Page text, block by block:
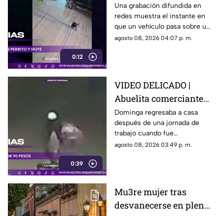
0:12
camioneta atropella a
un perro y conductor
escapa
Una grabación difundida en
redes muestra el instante en
que un vehículo pasa sobre un
perro y continúa su camino sin
agosto 08, 2026 04:07 p. m.
0:39
VIDEO DELICADO |
Abuelita comerciante
es as3sin4da en Puebla
por 90 pesos
Dominga regresaba a casa
después de una jornada de
trabajo cuando fue
interceptada por un hombre
agosto 08, 2026 03:49 p. m.
Mu3re mujer tras
desvanecerse en plena